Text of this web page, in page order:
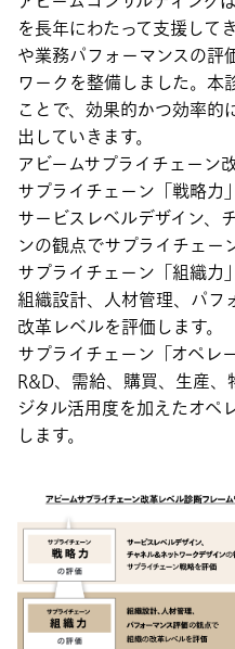
を長年にわたって支援して
や業務パフォーマンスの評
ワークを整備しました。本
ことで、効果的かつ効率
出していきます。
アビームサプライチェーン
サプライチェーン「戦略力
サービスレベルデザイン、
ンの観点でサプライチェー
サプライチェーン「組織力
組織設計、人材管理、パフ
改革レベルを評価します。
サプライチェーン「オペレ
R&D、需給、購買、生産
ジタル活用度を加えたオペ
します。